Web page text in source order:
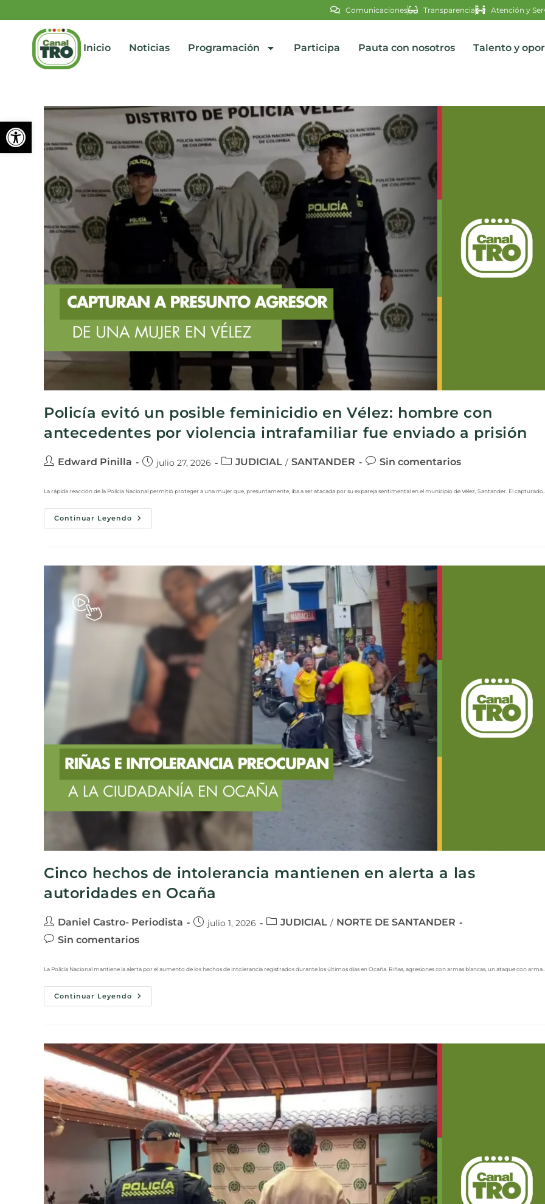
Abrir barra de herramientas
Comunicaciones Transparencia Atención y
Inicio Noticias Programación Participa Pauta con nosotros Talento y
Policía evitó un posible feminicidio en Vélez: hombre con
antecedentes por violencia intrafamiliar fue enviado a prisión
Edward Pinilla julio 27, 2026 JUDICIAL / SANTANDER Sin comentarios
La rápida reacción de la Policía Nacional permitió proteger a una mujer que, presuntamente, iba a ser atacada por su expareja sentimental en el municipio de Vélez, Santander. El
Continuar Leyendo
Cinco hechos de intolerancia mantienen en alerta a las
autoridades en Ocaña
Daniel Castro- Periodista julio 1, 2026 JUDICIAL / NORTE DE SANTANDER
Sin comentarios
La Policía Nacional mantiene la alerta por el aumento de los hechos de intolerancia registrados durante los últimos días en Ocaña. Riñas, agresiones con armas blancas, un ataque con
Continuar Leyendo